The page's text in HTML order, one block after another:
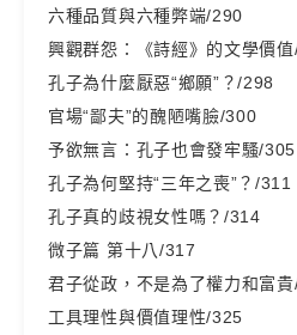
六種品質與六種弊端/290
興觀群怨：《詩經》的文學價
孔子為什麼厭惡“鄉願”？/298
官場“鄙夫”的醜陋嘴臉/300
予欲無言：孔子也會發牢騷/305
孔子為何堅持“三年之喪”？/311
孔子真的歧視女性嗎？/314
微子篇 第十八/317
君子從政，不是為了權力和富
工具理性與價值理性/325